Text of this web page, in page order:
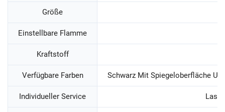
Größe
Einstellbare Flamme
Kraftstoff
Verfügbare Farben Schwarz Mit Spiegeloberfläche
Individueller Service